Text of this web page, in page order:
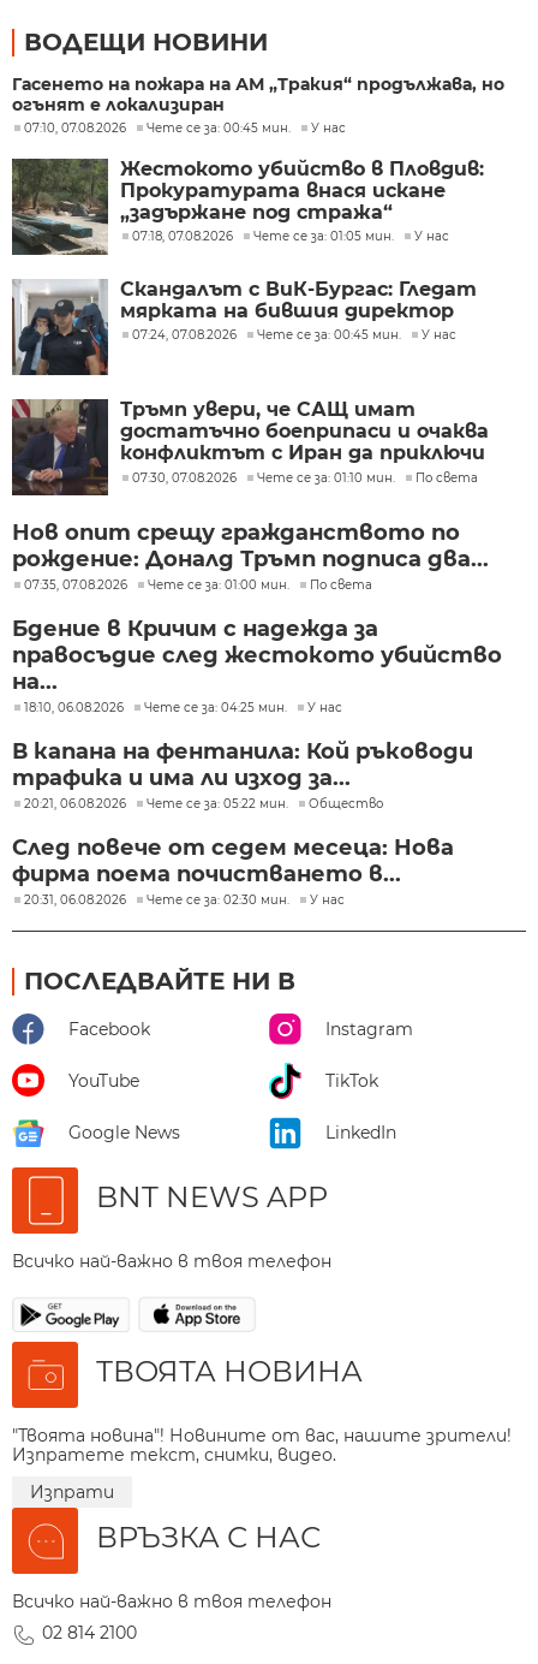
ВОДЕЩИ НОВИНИ
Гасенето на пожара на АМ „Тракия“ продължава, но
огънят е локализиран
07:10, 07.08.2026 Чете се за: 00:45 мин. У нас
Жестокото убийство в Пловдив:
Прокуратурата внася искане
„задържане под стража“
07:18, 07.08.2026 Чете се за: 01:05 мин. У нас
Скандалът с ВиК-Бургас: Гледат
мярката на бившия директор
07:24, 07.08.2026 Чете се за: 00:45 мин. У нас
Тръмп увери, че САЩ имат
достатъчно боеприпаси и очаква
конфликтът с Иран да приключи
скоро
07:30, 07.08.2026 Чете се за: 01:10 мин. По света
Нов опит срещу гражданството по
рождение: Доналд Тръмп подписа два...
07:35, 07.08.2026 Чете се за: 01:00 мин. По света
Бдение в Кричим с надежда за
правосъдие след жестокото убийство
на...
18:10, 06.08.2026 Чете се за: 04:25 мин. У нас
В капана на фентанила: Кой ръководи
трафика и има ли изход за...
20:21, 06.08.2026 Чете се за: 05:22 мин. Общество
След повече от седем месеца: Нова
фирма поема почистването в...
20:31, 06.08.2026 Чете се за: 02:30 мин. У нас
ПОСЛЕДВАЙТЕ НИ В
Facebook Instagram
YouTube TikTok
Google News LinkedIn
BNT NEWS APP
Всичко най-важно в твоя телефон
ТВОЯТА НОВИНА
"Твоята новина"! Новините от вас, нашите зрители!
Изпратете текст, снимки, видео.
Изпрати
ВРЪЗКА С НАС
Всичко най-важно в твоя телефон
02 814 2100